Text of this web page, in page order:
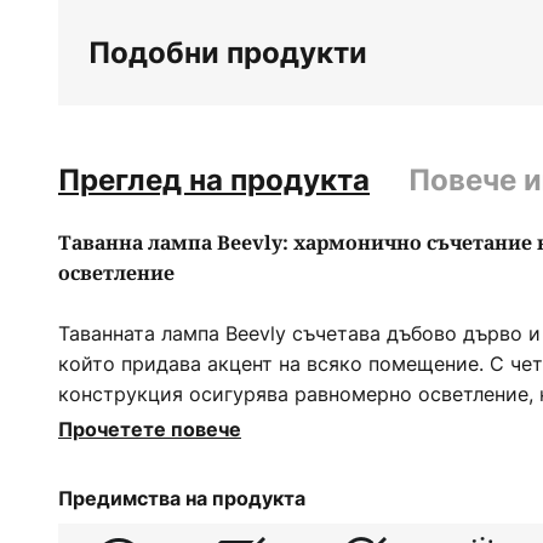
галерия
Подобни продукти
Преглед на продукта Повече
Таванна лампа Beevly: хармонично съчетание
осветление
Таванната лампа Beevly съчетава дъбово дърво
който придава акцент на всяко помещение. С
конструкция осигурява равномерно осветление,
атмосфера както в хола, така и в трапезарията
която се вписва безпроблемно в различни
Прочетете повече
Предимства на продукта